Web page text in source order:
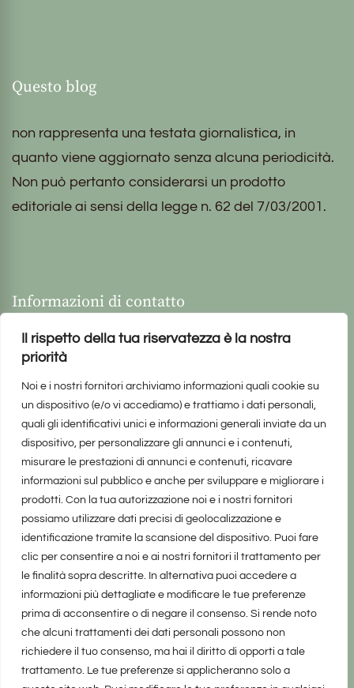
Il rispetto della tua riservatezza è la nostra
priorità
Noi e i nostri fornitori archiviamo informazioni quali cookie su
un dispositivo (e/o vi accediamo) e trattiamo i dati personali,
quali gli identificativi unici e informazioni generali inviate da un
dispositivo, per personalizzare gli annunci e i contenuti,
misurare le prestazioni di annunci e contenuti, ricavare
informazioni sul pubblico e anche per sviluppare e migliorare i
prodotti. Con la tua autorizzazione noi e i nostri fornitori
possiamo utilizzare dati precisi di geolocalizzazione e
identificazione tramite la scansione del dispositivo. Puoi fare
clic per consentire a noi e ai nostri fornitori il trattamento per
le finalità sopra descritte. In alternativa puoi accedere a
informazioni più dettagliate e modificare le tue preferenze
prima di acconsentire o di negare il consenso. Si rende noto
che alcuni trattamenti dei dati personali possono non
richiedere il tuo consenso, ma hai il diritto di opporti a tale
trattamento. Le tue preferenze si applicheranno solo a
Questo blog
non rappresenta una testata giornalistica, in
quanto viene aggiornato senza alcuna periodicità.
Non può pertanto considerarsi un prodotto
editoriale ai sensi della legge n. 62 del 7/03/2001.
Informazioni di contatto